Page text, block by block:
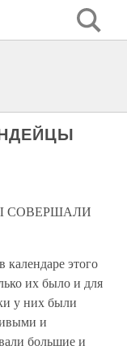
СОВЕРШАЛИ
этого
их было и для
у них были
и
большие и